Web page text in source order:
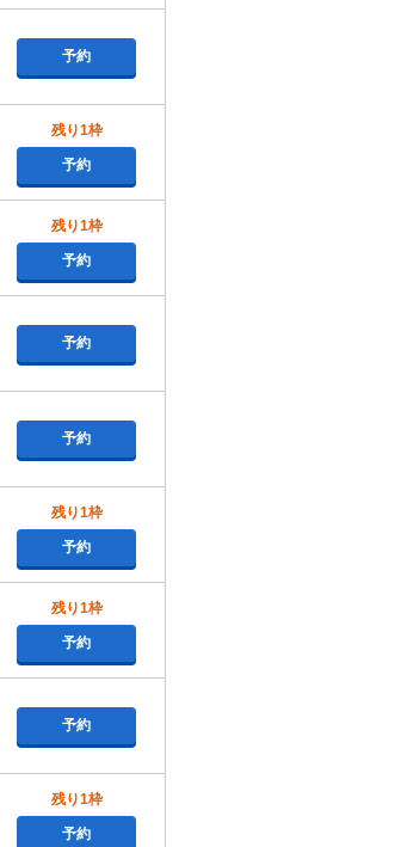
予約
残り1枠
予約
残り1枠
予約
予約
予約
残り1枠
予約
残り1枠
予約
予約
残り1枠
予約